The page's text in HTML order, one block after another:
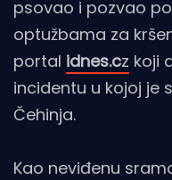
psovao i pozvao
optužbama za
portal idnes.cz koji
incidentu u kojoj je
Čehinja.
Kao neviđenu